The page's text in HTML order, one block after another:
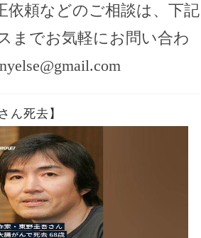
依頼などのご相談は、下記
までお気軽にお問い合わ
ん死去】